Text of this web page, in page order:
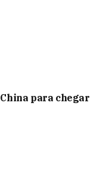
para chegar